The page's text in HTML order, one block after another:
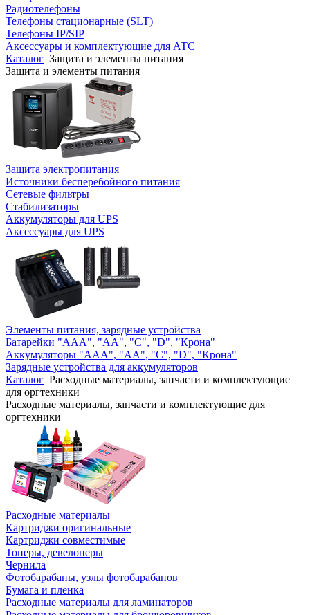
Радиотелефоны
Телефоны стационарные (SLT)
Телефоны IP/SIP
Аксессуары и комплектующие для АТС
Каталог Защита и элементы питания
Защита и элементы питания
Защита электропитания
Источники бесперебойного питания
Сетевые фильтры
Стабилизаторы
Аккумуляторы для UPS
Аксессуары для UPS
Элементы питания, зарядные устройства
Батарейки "AAA", "AA", "C", "D", "Крона"
Аккумуляторы "AAA", "AA", "C", "D", "Крона"
Зарядные устройства для аккумуляторов
Каталог Расходные материалы, запчасти и комплектующие
для оргтехники
Расходные материалы, запчасти и комплектующие для
оргтехники
Расходные материалы
Картриджи оригинальные
Картриджи совместимые
Тонеры, девелоперы
Чернила
Фотобарабаны, узлы фотобарабанов
Бумага и пленка
Расходные материалы для ламинаторов